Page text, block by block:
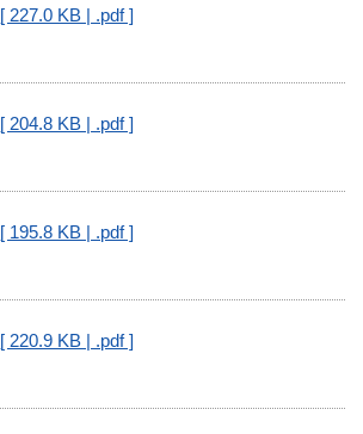
[ 227.0 KB | .pdf ]
[ 204.8 KB | .pdf ]
[ 195.8 KB | .pdf ]
[ 220.9 KB | .pdf ]